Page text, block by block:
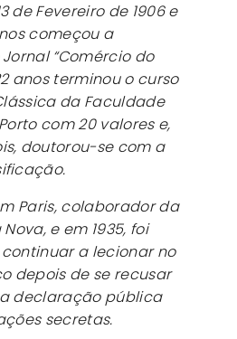
de Fevereiro de 1906 e
começou a
“Comércio do
anos terminou o curso
da Faculdade
com 20 valores e,
doutorou-se com a
Paris, colaborador da
e em 1935, foi
a lecionar no
depois de se recusar
declaração pública
secretas.